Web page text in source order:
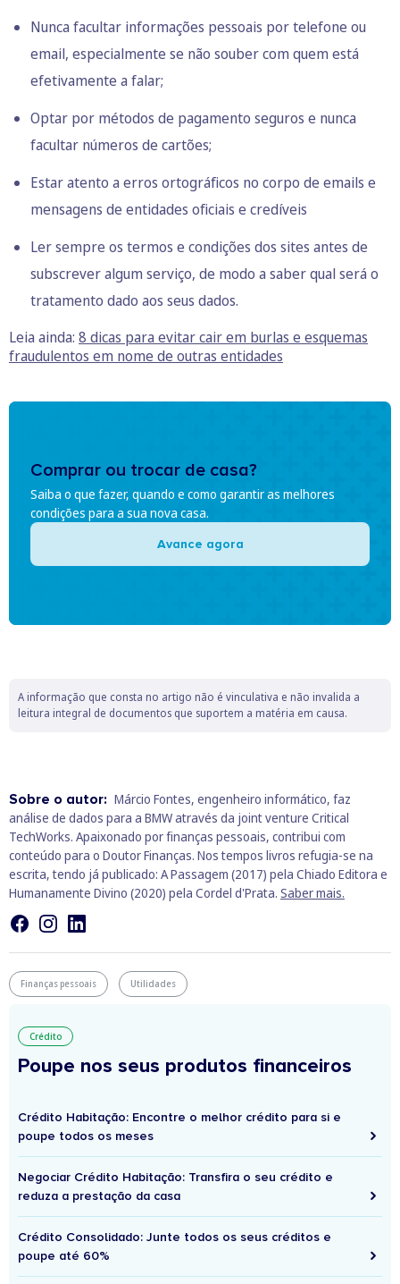
Nunca facultar informações pessoais por telefone ou
email, especialmente se não souber com quem está
efetivamente a falar;
Optar por métodos de pagamento seguros e nunca
facultar números de cartões;
Estar atento a erros ortográficos no corpo de emails e
mensagens de entidades oficiais e credíveis
Ler sempre os termos e condições dos sites antes de
subscrever algum serviço, de modo a saber qual será o
tratamento dado aos seus dados.
Leia ainda: 8 dicas para evitar cair em burlas e esquemas
fraudulentos em nome de outras entidades
Comprar ou trocar de casa?
Saiba o que fazer, quando e como garantir as melhores
condições para a sua nova casa.
Avance agora
A informação que consta no artigo não é vinculativa e não invalida a
leitura integral de documentos que suportem a matéria em causa.
Sobre o autor: Márcio Fontes, engenheiro informático, faz
análise de dados para a BMW através da joint venture Critical
TechWorks. Apaixonado por finanças pessoais, contribui com
conteúdo para o Doutor Finanças. Nos tempos livros refugia-se na
escrita, tendo já publicado: A Passagem (2017) pela Chiado Editora e
Humanamente Divino (2020) pela Cordel d'Prata. Saber mais.
Finanças pessoais Utilidades
Crédito
Poupe nos seus produtos financeiros
Crédito Habitação: Encontre o melhor crédito para si e
poupe todos os meses
Negociar Crédito Habitação: Transfira o seu crédito e
reduza a prestação da casa
Crédito Consolidado: Junte todos os seus créditos e
poupe até 60%